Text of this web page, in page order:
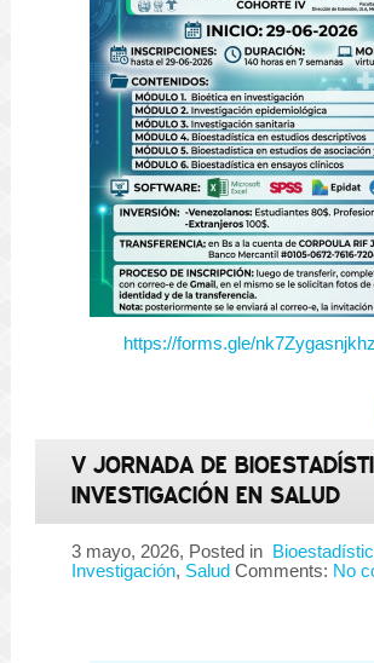
https://forms.gle/
V JORNADA DE
INVESTIGACIÓN EN SALUD
3 mayo, 2026, Posted in
Investigación, Salud Comments: No